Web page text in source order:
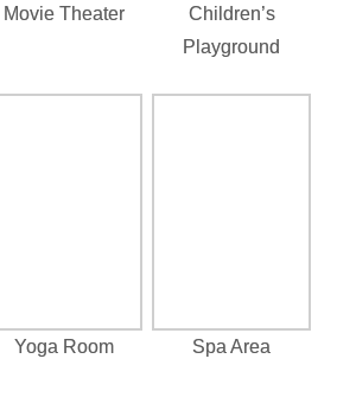
Movie Theater
Children’s
Playground
Yoga Room Spa Area